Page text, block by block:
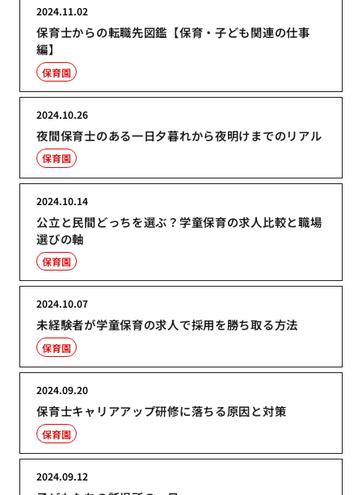
保育士からの転職先図鑑【保育・子ども関連の仕事
編】
2024.11.02
保育園
夜間保育士のある一日夕暮れから夜明けまでのリアル
2024.10.26
保育園
公立と民間どっちを選ぶ？学童保育の求人比較と職場
選びの軸
2024.10.14
保育園
未経験者が学童保育の求人で採用を勝ち取る方法
2024.10.07
保育園
保育士キャリアアップ研修に落ちる原因と対策
2024.09.20
保育園
2024.09.12